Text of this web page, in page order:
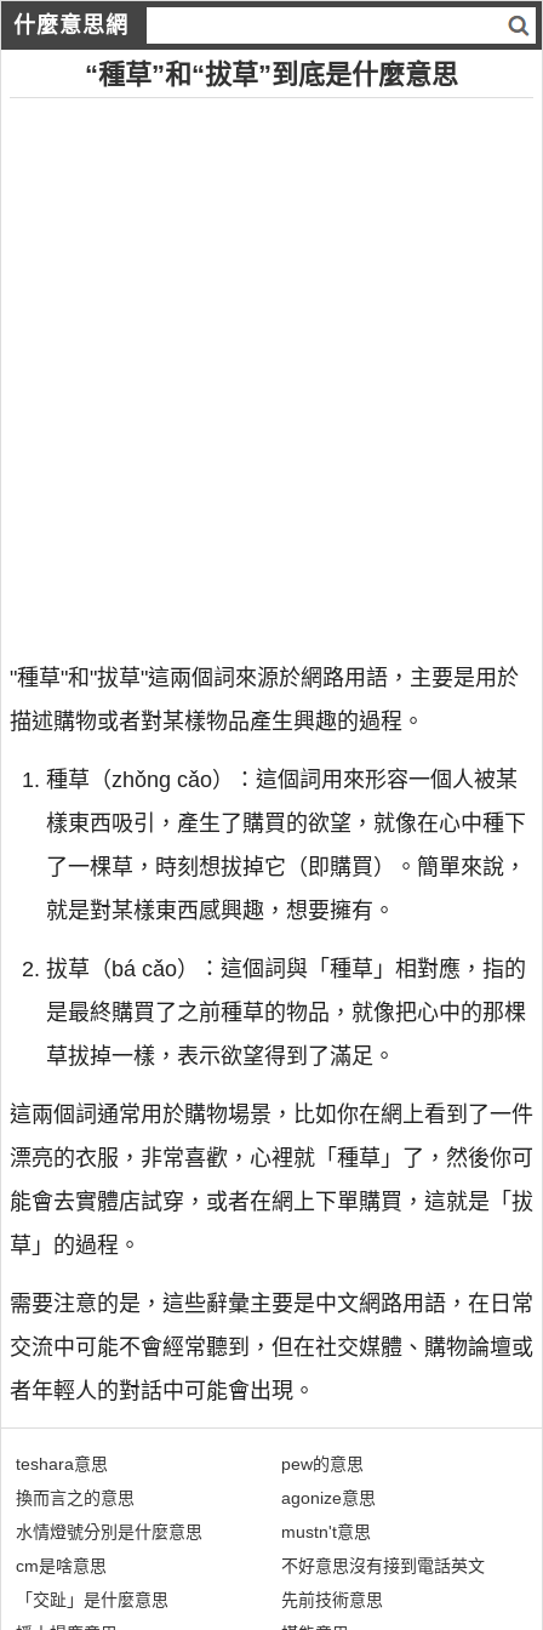
什麼意思網
“種草”和“拔草”到底是什麼意思
"種草"和"拔草"這兩個詞來源於網路用語，主要是用於
描述購物或者對某樣物品產生興趣的過程。
種草（zhǒng cǎo）：這個詞用來形容一個人被某
樣東西吸引，產生了購買的欲望，就像在心中種下
了一棵草，時刻想拔掉它（即購買）。簡單來說，
就是對某樣東西感興趣，想要擁有。
拔草（bá cǎo）：這個詞與「種草」相對應，指的
是最終購買了之前種草的物品，就像把心中的那棵
草拔掉一樣，表示欲望得到了滿足。
這兩個詞通常用於購物場景，比如你在網上看到了一件
漂亮的衣服，非常喜歡，心裡就「種草」了，然後你可
能會去實體店試穿，或者在網上下單購買，這就是「拔
草」的過程。
需要注意的是，這些辭彙主要是中文網路用語，在日常
交流中可能不會經常聽到，但在社交媒體、購物論壇或
者年輕人的對話中可能會出現。
teshara意思
換而言之的意思
水情燈號分別是什麼意思
cm是啥意思
「交趾」是什麼意思
pew的意思
agonize意思
mustn't意思
不好意思沒有接到電話英文
先前技術意思